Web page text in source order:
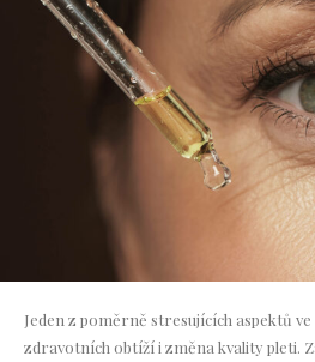
Jeden z poměrně stresujících aspektů
zdravotních obtíží i změna kvality pleti.